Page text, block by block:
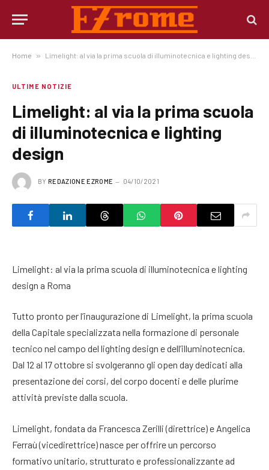
Home » Limelight: al via la prima scuola di illuminotecnica e lighting design
ULTIME NOTIZIE
Limelight: al via la prima scuola
di illuminotecnica e lighting
design
BY REDAZIONE EZROME 04/10/2021
Limelight: al via la prima scuola di illuminotecnica e lighting
design a Roma
Tutto pronto per l’inaugurazione di Limelight, la prima scuola
della Capitale specializzata nella formazione di personale
tecnico nel campo del lighting design e dell’illuminotecnica.
Dal 12 al 17 ottobre si svolgeranno gli open day dedicati alla
presentazione dei corsi, del corpo docenti e delle plurime
attività previste dalla scuola.
Limelight, fondata da Francesca Zerilli (direttrice) e Angelica
Ferraù (vicedirettrice) nasce per offrire un percorso
formativo unitario, strutturato e professionalizzante ad